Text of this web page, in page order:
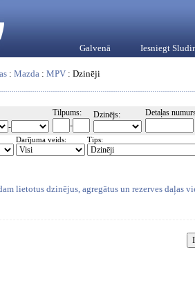
Galvenā Iesniegt
: Mazda : MPV : Dzinēji
-
Tilpums:
-
Dzinējs: Detaļas
Darījuma veids: Tips:
lietotus dzinējus, agregātus un rezerves daļas